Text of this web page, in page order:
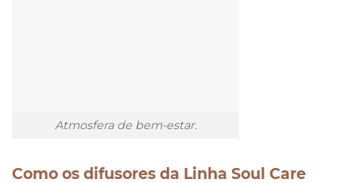
Atmosfera de bem-estar.
Como os difusores da Linha Soul Care